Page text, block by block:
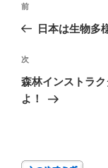
ビ
ゲ
ー
ン
前
の
稿
前
日本は生物多
次
の
投
次
森林インストラ
よ！